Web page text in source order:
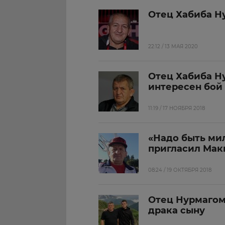
Отец Хабиба
22:12 / 13 МАЯ 2020
Отец Хабиба
интересен
11:19 / 17 НОЯБРЯ 2018
«Надо быть
пригласил
08:24 / 19 ОКТЯБРЯ 2018
Отец
драка сыну